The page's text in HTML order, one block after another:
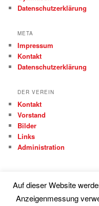
Datenschutzerklärung
META
Impressum
Kontakt
Datenschutzerklärung
DER VEREIN
Kontakt
Vorstand
Bilder
Links
Administration
Proudly
Auf dieser Website
Anzeigenmessung